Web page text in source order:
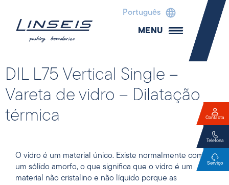
Português
MENU
DIL L75 Vertical Single –
Vareta de vidro – Dilatação
térmica
O vidro é um material único. Existe normalmente como
um sólido amorfo, o que significa que o vidro é um
material não cristalino e não líquido porque as
Contacta
Telefona
Serviço